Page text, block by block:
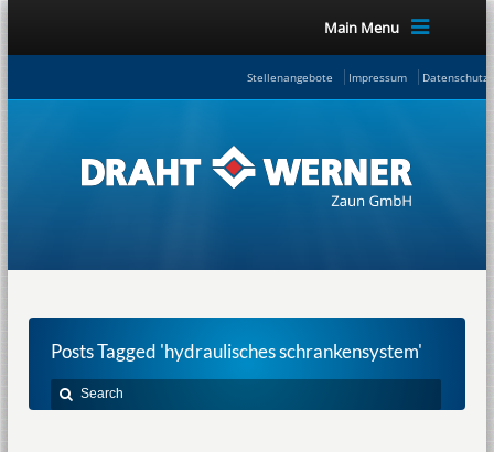
Main Menu
Stellenangebote Impressum
Posts Tagged 'hydraulisches schrankensystem'